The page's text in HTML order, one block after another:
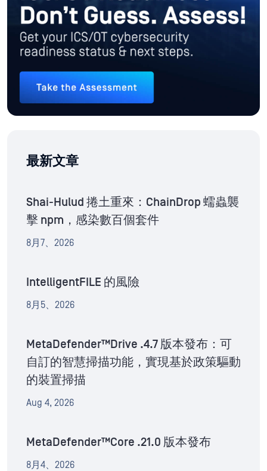
最新文章
Shai-Hulud 捲土重來：ChainDrop 蠕蟲襲
擊 npm，感染數百個套件
8月7、2026
IntelligentFILE 的風險
8月5、2026
MetaDefender™Drive .4.7 版本發布：可
自訂的智慧掃描功能，實現基於政策驅動
的裝置掃描
Aug 4, 2026
MetaDefender™Core .21.0 版本發布
8月4、2026